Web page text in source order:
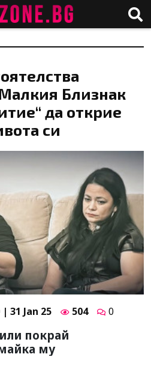
Близнак
да открие
си
| 31 Jan 25 504 0
покрай
му